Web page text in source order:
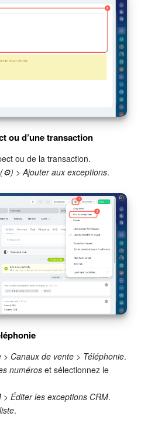
ou d’une transaction
ou de la transaction.
(⚙️) > Ajouter aux exceptions.
> Canaux de vente > Téléphonie.
numéroset sélectionnez le
> Éditer les exceptions CRM.
.